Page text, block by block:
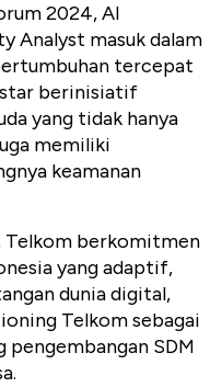
2024, AI
Analyst masuk dalam
tercepat
berinisiatif
yang tidak hanya
memiliki
keamanan
Telkom berkomitmen
yang adaptif,
dunia digital,
Telkom sebagai
pengembangan SDM